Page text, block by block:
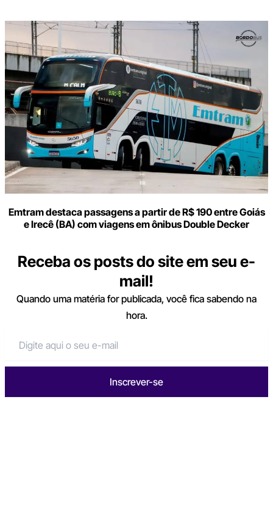
Emtram destaca passagens a partir de R$ 190 entre Goiás
e Irecê (BA) com viagens em ônibus Double Decker
Receba os posts do site em seu e-
mail!
Quando uma matéria for publicada, você fica sabendo na
hora.
Inscrever-se